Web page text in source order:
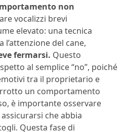
non
vocalizzi brevi
elevato: una tecnica
del cane,
fermarsi. Questo
al semplice “no”, poiché
tra il proprietario e
un comportamento
è importante osservare
che abbia
Questa fase di